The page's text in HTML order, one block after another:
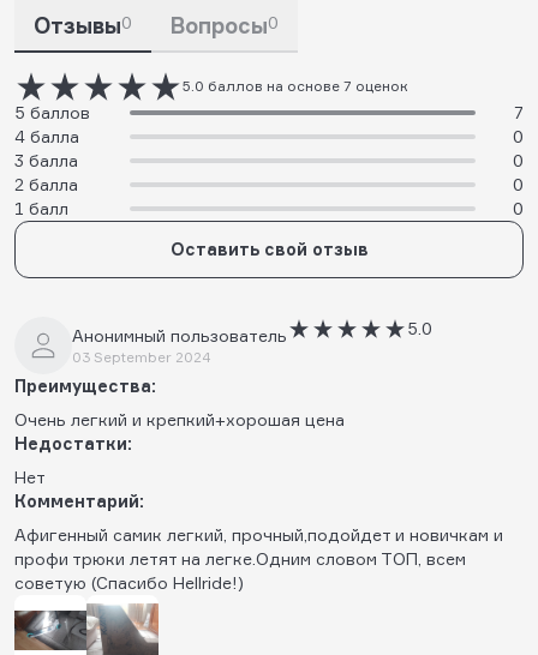
Отзывы0 Вопросы0
5.0 баллов на основе 7 оценок
5 баллов
7
4 балла
0
3 балла
0
2 балла
0
1 балл
0
Оставить свой отзыв
Анонимный пользователь
03 September 2024
5.0
Преимущества:
Очень легкий и крепкий+хорошая цена
Недостатки:
Нет
Комментарий:
Афигенный самик легкий, прочный,подойдет и новичкам и
профи трюки летят на легке.Одним словом ТОП, всем
советую (Спасибо Hellride!)